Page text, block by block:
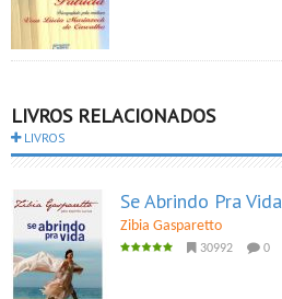
LIVROS RELACIONADOS
LIVROS
Se Abrindo Pra Vida
Zibia Gasparetto
30992 0